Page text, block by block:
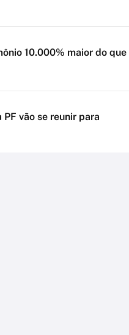
10.000% maior do que
vão se reunir para